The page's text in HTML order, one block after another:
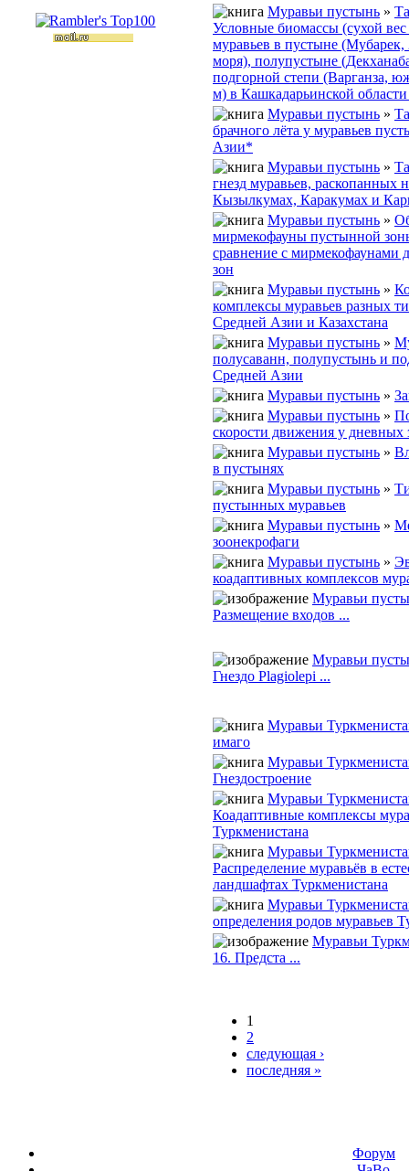
Муравьи пустынь »
Условные биомассы (сухой вес
муравьев в пустыне (Мубарек,
моря), полупустыне
подгорной степи (Варганза,
м) в Кашкадарьинской
Муравьи пустынь »
брачного лёта у муравьев
Азии*
Муравьи пустынь »
гнезд муравьев, раскопанных
Кызылкумах, Каракумах и
Муравьи пустынь »
мирмекофауны пустынной
сравнение с мирмекофаунами
зон
Муравьи пустынь »
комплексы муравьев разных
Средней Азии и Казахстана
Муравьи пустынь »
полусаванн, полупустынь и
Средней Азии
Муравьи пустынь »
Муравьи пустынь »
скорости движения у дневных
Муравьи пустынь »
в пустынях
Муравьи пустынь »
пустынных муравьев
Муравьи пустынь »
зоонекрофаги
Муравьи пустынь »
коадаптивных комплексов
Муравьи
Размещение входов ...
Муравьи
Гнездо Plagiolepi ...
Муравьи
имаго
Муравьи
Гнездостроение
Муравьи
Коадаптивные комплексы
Туркменистана
Муравьи
Распределение муравьёв в
ландшафтах Туркменистана
Муравьи
определения родов муравьев
Муравьи
16. Предста ...
1
2
следующая ›
последняя »
Форум